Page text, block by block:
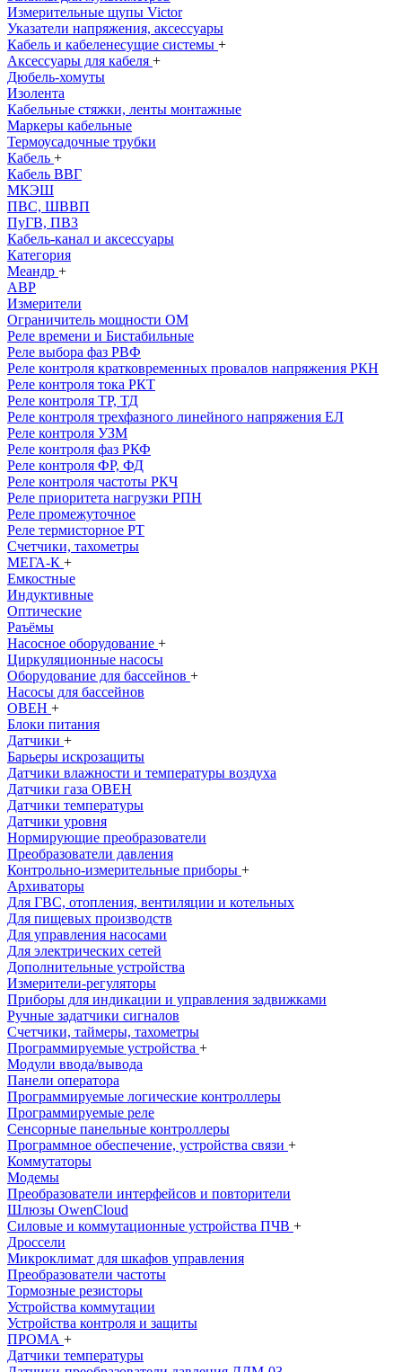
Измерительные щупы Victor
Указатели напряжения, аксессуары
Кабель и кабеленесущие системы +
Аксессуары для кабеля +
Дюбель-хомуты
Изолента
Кабельные стяжки, ленты монтажные
Маркеры кабельные
Термоусадочные трубки
Кабель +
Кабель ВВГ
МКЭШ
ПВС, ШВВП
ПуГВ, ПВ3
Кабель-канал и аксессуары
Категория
Меандр +
АВР
Измерители
Ограничитель мощности ОМ
Реле времени и Бистабильные
Реле выбора фаз РВФ
Реле контроля кратковременных провалов напряжения РКН
Реле контроля тока РКТ
Реле контроля ТР, ТД
Реле контроля трехфазного линейного напряжения ЕЛ
Реле контроля УЗМ
Реле контроля фаз РКФ
Реле контроля ФР, ФД
Реле контроля частоты РКЧ
Реле приоритета нагрузки РПН
Реле промежуточное
Реле термисторное РТ
Счетчики, тахометры
МЕГА-К +
Емкостные
Индуктивные
Оптические
Раъёмы
Насосное оборудование +
Циркуляционные насосы
Оборудование для бассейнов +
Насосы для бассейнов
ОВЕН +
Блоки питания
Датчики +
Барьеры искрозащиты
Датчики влажности и температуры воздуха
Датчики газа ОВЕН
Датчики температуры
Датчики уровня
Нормирующие преобразователи
Преобразователи давления
Контрольно-измерительные приборы +
Архиваторы
Для ГВС, отопления, вентиляции и котельных
Для пищевых производств
Для управления насосами
Для электрических сетей
Дополнительные устройства
Измерители-регуляторы
Приборы для индикации и управления задвижками
Ручные задатчики сигналов
Счетчики, таймеры, тахометры
Программируемые устройства +
Модули ввода/вывода
Панели оператора
Программируемые логические контроллеры
Программируемые реле
Сенсорные панельные контроллеры
Программное обеспечение, устройства связи +
Коммутаторы
Модемы
Преобразователи интерфейсов и повторители
Шлюзы OwenCloud
Силовые и коммутационные устройства ПЧВ +
Дроссели
Микроклимат для шкафов управления
Преобразователи частоты
Тормозные резисторы
Устройства коммутации
Устройства контроля и защиты
ПРОМА +
Датчики температуры